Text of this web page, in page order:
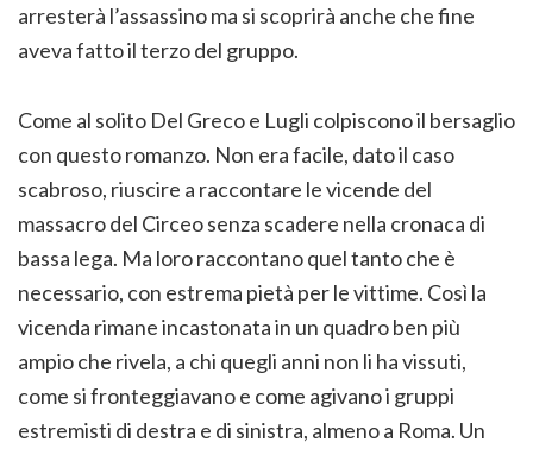
arresterà l’assassino ma si scoprirà anche che fine
aveva fatto il terzo del gruppo.
Come al solito Del Greco e Lugli colpiscono il bersaglio
con questo romanzo. Non era facile, dato il caso
scabroso, riuscire a raccontare le vicende del
massacro del Circeo senza scadere nella cronaca di
bassa lega. Ma loro raccontano quel tanto che è
necessario, con estrema pietà per le vittime. Così la
vicenda rimane incastonata in un quadro ben più
ampio che rivela, a chi quegli anni non li ha vissuti,
come si fronteggiavano e come agivano i gruppi
estremisti di destra e di sinistra, almeno a Roma. Un